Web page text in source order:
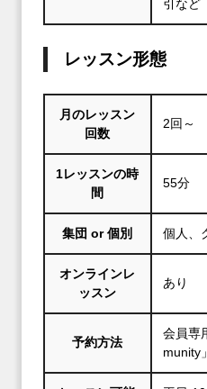
引など
レッスン形態
月のレッスン
回数
2回～
1レッスンの時
間
55分
集団 or 個別 個人、
オンラインレ
ッスン
あり
予約方法
会員専
munity